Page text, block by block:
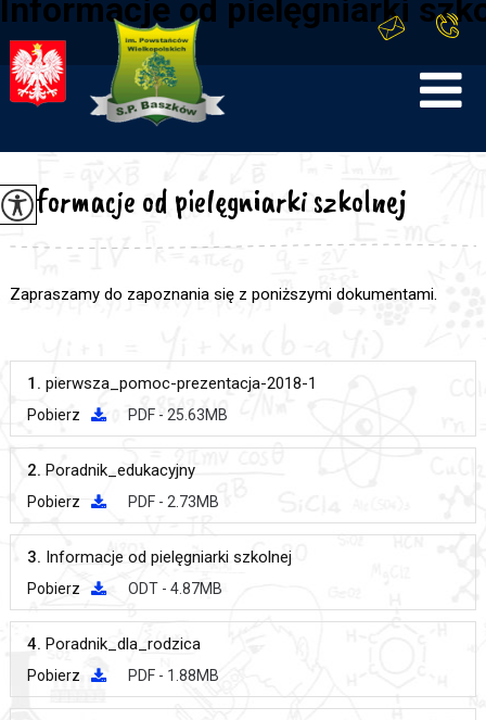
Informacje od pielęgniarki
Informacje od pielęgniarki szkolnej
Zapraszamy do zapoznania się z poniższymi dokumentami.
1. pierwsza_pomoc-prezentacja-2018-1
Pobierz PDF - 25.63MB
2. Poradnik_edukacyjny
Pobierz PDF - 2.73MB
3. Informacje od pielęgniarki szkolnej
Pobierz ODT - 4.87MB
4. Poradnik_dla_rodzica
Pobierz PDF - 1.88MB